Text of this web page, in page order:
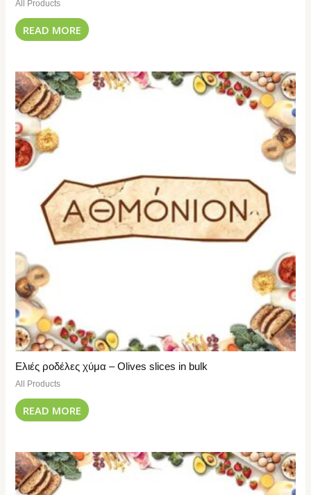
All Products
READ MORE
Ελιές ροδέλες χύμα – Olives slices in bulk
All Products
READ MORE